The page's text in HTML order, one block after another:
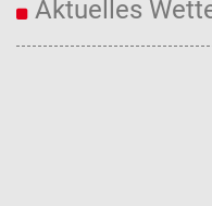
Aktuelles